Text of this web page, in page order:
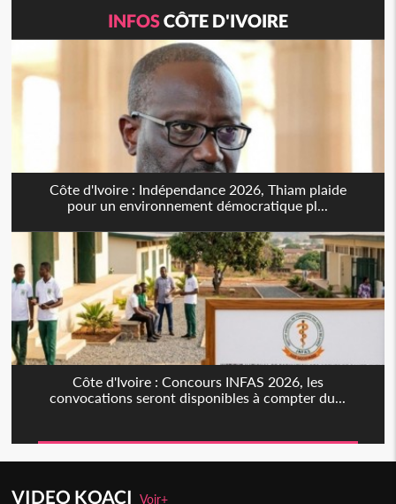
INFOSCÔTE D'IVOIRE
Côte d'Ivoire : Indépendance 2026, Thiam plaide
pour un environnement démocratique pl...
Côte d'Ivoire : Concours INFAS 2026, les
convocations seront disponibles à compter du...
VIDEO KOACIVoir+